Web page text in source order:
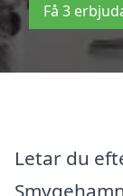
Få 3
Letar du